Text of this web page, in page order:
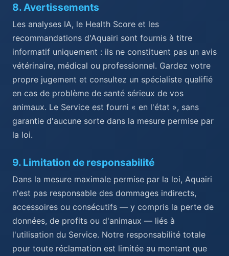
8. Avertissements
Les analyses IA, le Health Score et les
recommandations d'Aquairi sont fournis à titre
informatif uniquement : ils ne constituent pas un avis
vétérinaire, médical ou professionnel. Gardez votre
propre jugement et consultez un spécialiste qualifié
en cas de problème de santé sérieux de vos
animaux. Le Service est fourni « en l'état », sans
garantie d'aucune sorte dans la mesure permise par
la loi.
9. Limitation de responsabilité
Dans la mesure maximale permise par la loi, Aquairi
n'est pas responsable des dommages indirects,
accessoires ou consécutifs — y compris la perte de
données, de profits ou d'animaux — liés à
l'utilisation du Service. Notre responsabilité totale
pour toute réclamation est limitée au montant que